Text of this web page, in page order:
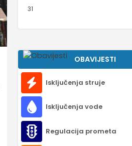
31
OBAVIJESTI
Isključenja struje
Isključenja vode
Regulacija prometa